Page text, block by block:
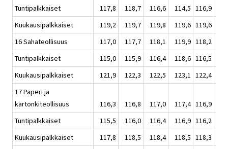
Tuntipalkkaiset
117,8 118,7 116,6 114,5 116,9
Kuukausipalkkaiset
119,2 119,7 119,8 119,6 119,6
16 Sahateollisuus
117,0 117,7 118,1 119,9 118,2
Tuntipalkkaiset
115,0 115,9 116,4 118,6 116,5
Kuukausipalkkaiset
121,9 122,3 122,5 123,1 122,4
17 Paperi ja
kartonkiteollisuus
116,3 116,8 117,0 117,4 116,9
Tuntipalkkaiset
115,5 116,0 116,4 116,9 116,2
Kuukausipalkkaiset
117,8 118,5 118,4 118,5 118,3